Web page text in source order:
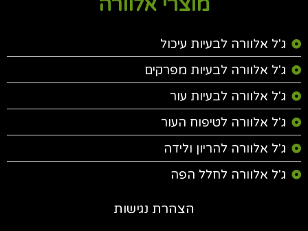
ג'ל אלוורה לבעיות עיכול
ג'ל אלוורה לבעיות מפרקים
ג'ל אלוורה לבעיות עור
ג'ל אלוורה לטיפוח העור
ג'ל אלוורה להריון ולידה
ג'ל אלוורה לחלל הפה
הצהרת נגישות